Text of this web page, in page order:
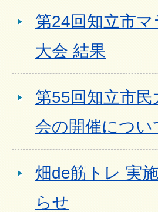
第24回知立市マ
大会 結果
第55回知立市民
会の開催につい
畑de筋トレ 実
らせ